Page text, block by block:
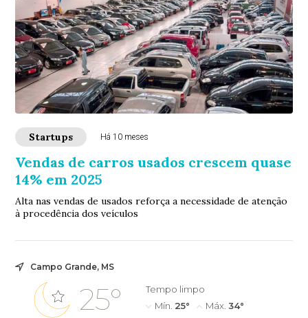
Startups Há 10 meses
Vendas de carros usados crescem quase
14% em 2025
Alta nas vendas de usados reforça a necessidade de atenção
à procedência dos veículos
Campo Grande, MS
25°
Tempo limpo
Mín. 25° Máx. 34°